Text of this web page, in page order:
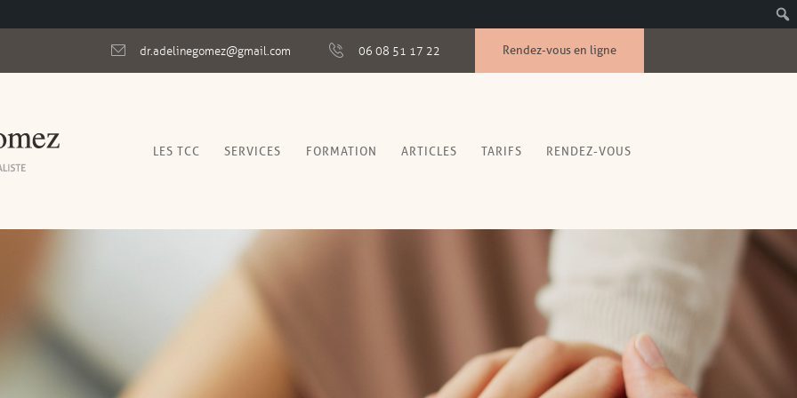
dr.adelinegomez@gmail.com 06 08 51 17 22 Rendez-vous en ligne
LES TCC SERVICES FORMATION ARTICLES TARIFS RENDEZ-VOUS